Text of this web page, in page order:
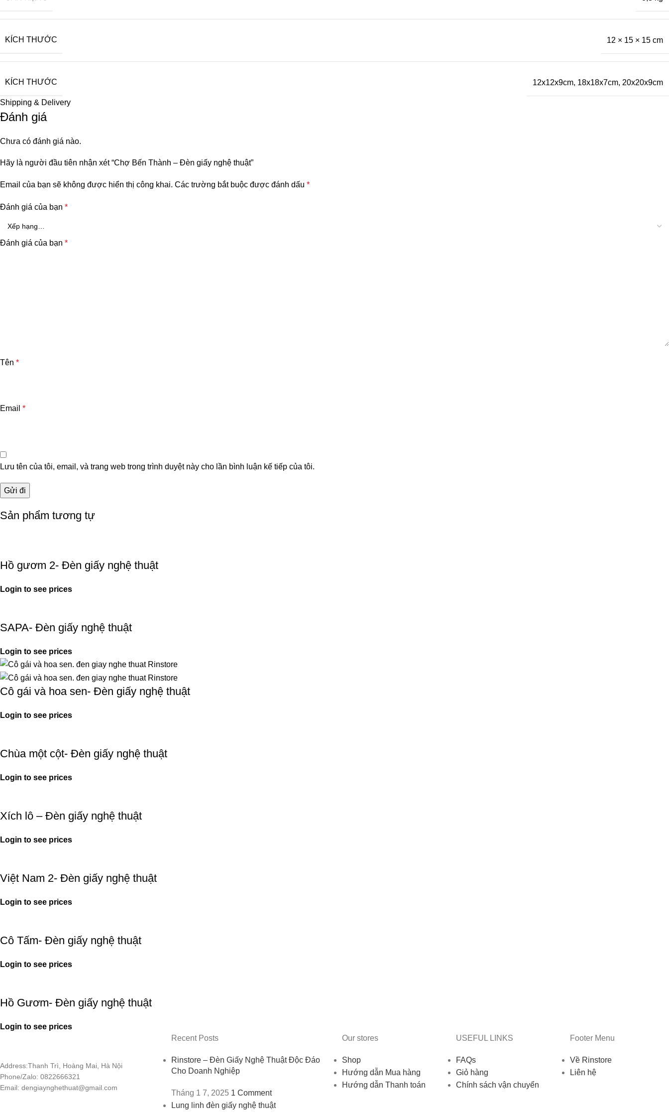
KÍCH THƯỚC 12 × 15 × 15 cm
KÍCH THƯỚC 12x12x9cm, 18x18x7cm, 20x20x9cm
Shipping & Delivery
Đánh giá
Chưa có đánh giá nào.
Hãy là người đầu tiên nhận xét “Chợ Bến Thành – Đèn giấy nghệ thuật”
Email của bạn sẽ không được hiển thị công khai. Các trường bắt buộc được đánh dấu *
Đánh giá của bạn *
Đánh giá của bạn *
Tên *
Email *
Lưu tên của tôi, email, và trang web trong trình duyệt này cho lần bình luận kế tiếp của tôi.
Sản phẩm tương tự
Hồ gươm 2- Đèn giấy nghệ thuật
Login to see prices
SAPA- Đèn giấy nghệ thuật
Login to see prices
Cô gái và hoa sen- Đèn giấy nghệ thuật
Login to see prices
Chùa một cột- Đèn giấy nghệ thuật
Login to see prices
Xích lô – Đèn giấy nghệ thuật
Login to see prices
Việt Nam 2- Đèn giấy nghệ thuật
Login to see prices
Cô Tấm- Đèn giấy nghệ thuật
Login to see prices
Hồ Gươm- Đèn giấy nghệ thuật
Login to see prices
Address:Thanh Trì, Hoàng Mai, Hà Nội
Phone/Zalo: 0822666321
Email: dengiaynghethuat@gmail.com
Recent Posts
Rinstore – Đèn Giấy Nghệ Thuật Độc Đáo
Cho Doanh Nghiệp
Tháng 1 7, 2025 1 Comment
Lung linh đèn giấy nghệ thuật
Our stores
Shop
Hướng dẫn Mua hàng
Hướng dẫn Thanh toán
USEFUL LINKS
FAQs
Giỏ hàng
Chính sách vận chuyển
Footer Menu
Về Rinstore
Liên hệ